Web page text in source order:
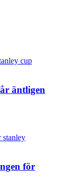
äntligen
för